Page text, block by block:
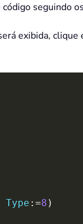
seguindo
exibida, clique
Type : =8 )